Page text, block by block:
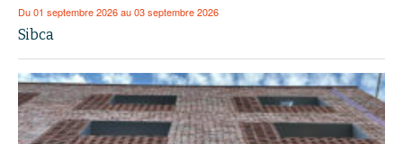
Du 01 septembre 2026 au 03 septembre 2026
Sibca